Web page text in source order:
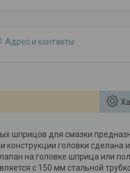
Адрес и контакты
шприцов для смазки
конструкции головки
на головке шприца или
с 150 мм стальной